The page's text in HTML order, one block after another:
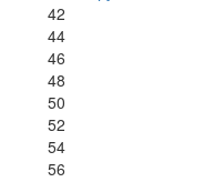
42
44
46
48
50
52
54
56